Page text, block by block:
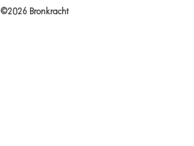
©2026 Bronkracht